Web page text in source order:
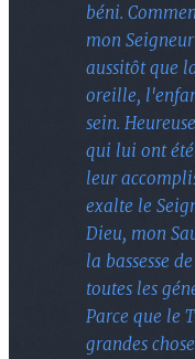
béni.
mon
aussitôt que
oreille,
sein.
qui lui ont
leur
exalte le
Dieu, mon
la bassesse
toutes les
Parce que le
grandes